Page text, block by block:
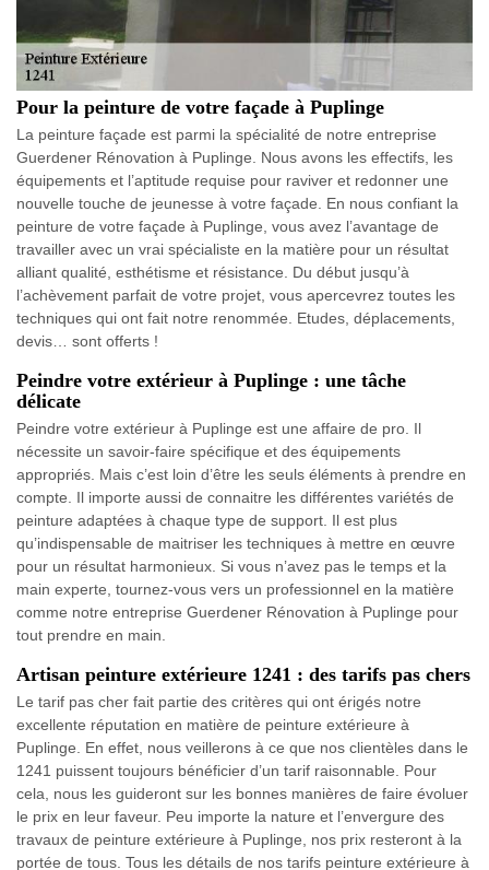
Pour la peinture de votre façade à Puplinge
La peinture façade est parmi la spécialité de notre entreprise
Guerdener Rénovation à Puplinge. Nous avons les effectifs, les
équipements et l’aptitude requise pour raviver et redonner une
nouvelle touche de jeunesse à votre façade. En nous confiant la
peinture de votre façade à Puplinge, vous avez l’avantage de
travailler avec un vrai spécialiste en la matière pour un résultat
alliant qualité, esthétisme et résistance. Du début jusqu’à
l’achèvement parfait de votre projet, vous apercevrez toutes les
techniques qui ont fait notre renommée. Etudes, déplacements,
devis… sont offerts !
Peindre votre extérieur à Puplinge : une tâche
délicate
Peindre votre extérieur à Puplinge est une affaire de pro. Il
nécessite un savoir-faire spécifique et des équipements
appropriés. Mais c’est loin d’être les seuls éléments à prendre en
compte. Il importe aussi de connaitre les différentes variétés de
peinture adaptées à chaque type de support. Il est plus
qu’indispensable de maitriser les techniques à mettre en œuvre
pour un résultat harmonieux. Si vous n’avez pas le temps et la
main experte, tournez-vous vers un professionnel en la matière
comme notre entreprise Guerdener Rénovation à Puplinge pour
tout prendre en main.
Artisan peinture extérieure 1241 : des tarifs pas chers
Le tarif pas cher fait partie des critères qui ont érigés notre
excellente réputation en matière de peinture extérieure à
Puplinge. En effet, nous veillerons à ce que nos clientèles dans le
1241 puissent toujours bénéficier d’un tarif raisonnable. Pour
cela, nous les guideront sur les bonnes manières de faire évoluer
le prix en leur faveur. Peu importe la nature et l’envergure des
travaux de peinture extérieure à Puplinge, nos prix resteront à la
portée de tous. Tous les détails de nos tarifs peinture extérieure à